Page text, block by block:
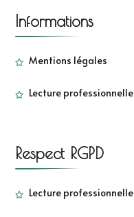
Informations
Mentions légales
Lecture professionnelle
Respect RGPD
Lecture professionnelle